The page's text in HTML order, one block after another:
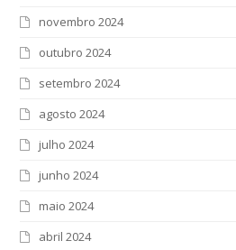
novembro 2024
outubro 2024
setembro 2024
agosto 2024
julho 2024
junho 2024
maio 2024
abril 2024